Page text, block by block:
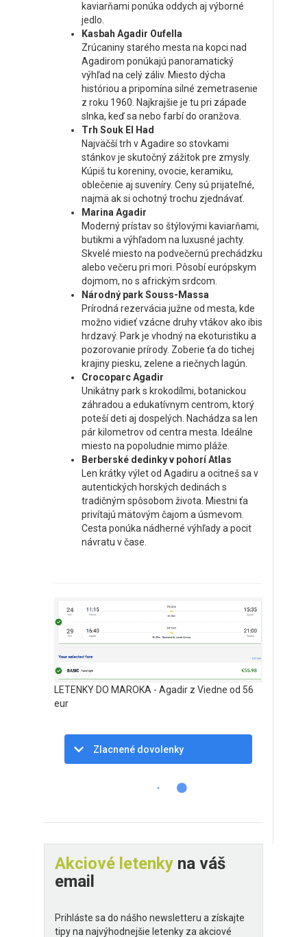
kaviarňami ponúka oddych aj výborné
jedlo.
Kasbah Agadir Oufella
Zrúcaniny starého mesta na kopci nad
Agadirom ponúkajú panoramatický
výhľad na celý záliv. Miesto dýcha
históriou a pripomína silné zemetrasenie
z roku 1960. Najkrajšie je tu pri západe
slnka, keď sa nebo farbí do oranžova.
Trh Souk El Had
Najväčší trh v Agadire so stovkami
stánkov je skutočný zážitok pre zmysly.
Kúpiš tu koreniny, ovocie, keramiku,
oblečenie aj suveníry. Ceny sú prijateľné,
najmä ak si ochotný trochu zjednávať.
Marina Agadir
Moderný prístav so štýlovými kaviarňami,
butikmi a výhľadom na luxusné jachty.
Skvelé miesto na podvečernú prechádzku
alebo večeru pri mori. Pôsobí európskym
dojmom, no s africkým srdcom.
Národný park Souss-Massa
Prírodná rezervácia južne od mesta, kde
možno vidieť vzácne druhy vtákov ako ibis
hrdzavý. Park je vhodný na ekoturistiku a
pozorovanie prírody. Zoberie ťa do tichej
krajiny piesku, zelene a riečnych lagún.
Crocoparc Agadir
Unikátny park s krokodílmi, botanickou
záhradou a edukatívnym centrom, ktorý
poteší deti aj dospelých. Nachádza sa len
pár kilometrov od centra mesta. Ideálne
miesto na popoludnie mimo pláže.
Berberské dedinky v pohorí Atlas
Len krátky výlet od Agadiru a ocitneš sa v
autentických horských dedinách s
tradičným spôsobom života. Miestni ťa
privítajú mätovým čajom a úsmevom.
Cesta ponúka nádherné výhľady a pocit
návratu v čase.
LETENKY DO MAROKA - Agadir z Viedne od 56
eur
Zlacnené dovolenky
Akciové letenky na váš
email
Prihláste sa do nášho newsletteru a získajte
tipy na najvýhodnejšie letenky za akciové